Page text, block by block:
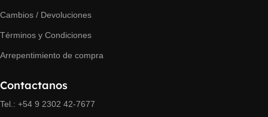
Cambios / Devoluciones
Términos y Condiciones
Arrepentimiento de compra
Contactanos
Tel.: +54 9 2302 42-7677